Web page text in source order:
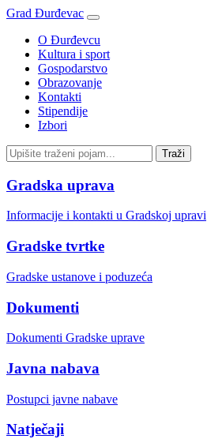
Grad Đurđevac
O Đurđevcu
Kultura i sport
Gospodarstvo
Obrazovanje
Kontakti
Stipendije
Izbori
Gradska uprava
Informacije i kontakti u Gradskoj upravi
Gradske tvrtke
Gradske ustanove i poduzeća
Dokumenti
Dokumenti Gradske uprave
Javna nabava
Postupci javne nabave
Natječaji